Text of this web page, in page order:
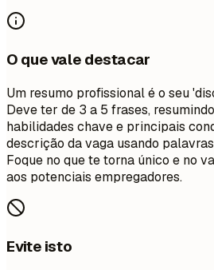
O que vale destacar
Um resumo profissional é o seu
Deve ter de 3 a 5 frases,
habilidades chave e principais
descrição da vaga usando
Foque no que te torna único e no
aos potenciais empregadores.
Evite isto